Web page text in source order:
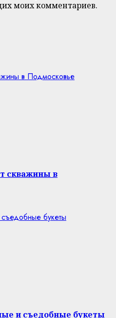
моих комментариев.
в Подмосковье
скважины в
букеты
и съедобные букеты